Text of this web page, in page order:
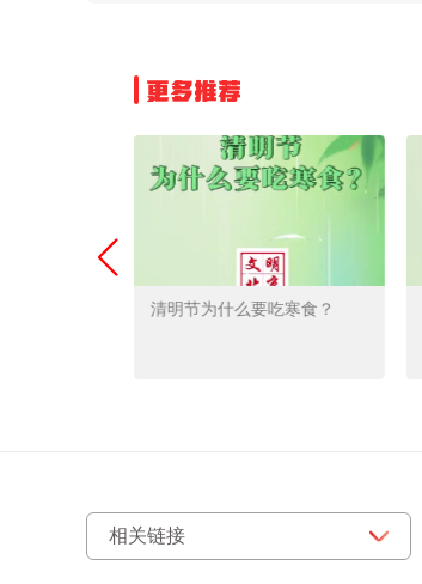
更多推荐
清明节为什么要吃寒食？